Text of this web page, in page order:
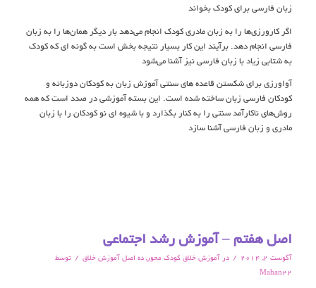
زبان فارسی برای کودک بخواند
اگر کارورزی‌ها را به زبان مادری کودک انجام می‌دهد بار دیگر همان‌ها را به زبان
فارسی انجام دهد. برآیند این کار بسیار نتیجه بخش است به گونه ای که کودک
به شتابی زیاد با زبان فارسی نیز آشنا می‌شود
آواورزی برای شکستن قاعده های سنتی آموزش زبان به کودکان دوزبانه و
کودکان فارسی زبان ساخته شده است. این بسته آموزشی در صدد است که همه
روش‌های ناکارآمد سنتی را به کنار بگذارد و با شیوه ای نو کودکان را با زبان
مادری و زبان فارسی آشنا سازد
اصل هفتم – آموزش رشد اجتماعی
آگوست 2, 2014 / در آموزش خلاق کودک محور, ده اصل آموزش خلاق / توسط
Mahan22